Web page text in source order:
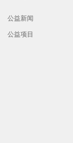
公益新闻
公益项目